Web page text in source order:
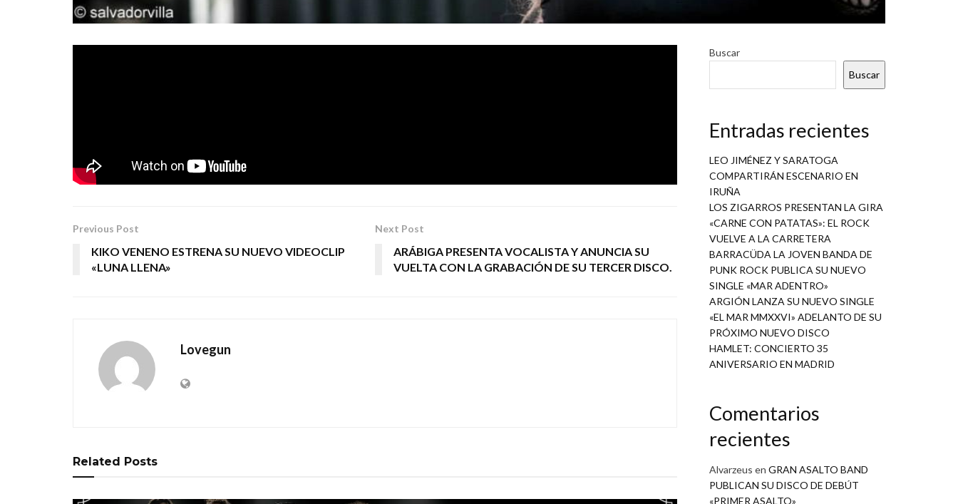
Tags: leonor marchesi oración de dante
Previous Post
KIKO VENENO ESTRENA SU NUEVO VIDEOCLIP
«LUNA LLENA»
Next Post
ARÁBIGA PRESENTA VOCALISTA Y ANUNCIA SU
VUELTA CON LA GRABACIÓN DE SU TERCER DISCO.
Lovegun
Related Posts
Buscar
Buscar
Entradas recientes
LEO JIMÉNEZ Y SARATOGA
COMPARTIRÁN ESCENARIO EN
IRUÑA
LOS ZIGARROS PRESENTAN LA GIRA
«CARNE CON PATATAS»: EL ROCK
VUELVE A LA CARRETERA
BARRACÜDA LA JOVEN BANDA DE
PUNK ROCK PUBLICA SU NUEVO
SINGLE «MAR ADENTRO»
ARGIÓN LANZA SU NUEVO SINGLE
«EL MAR MMXXVI» ADELANTO DE SU
PRÓXIMO NUEVO DISCO
HAMLET: CONCIERTO 35
ANIVERSARIO EN MADRID
Comentarios
recientes
Alvarzeus en GRAN ASALTO BAND
PUBLICAN SU DISCO DE DEBÚT
«PRIMER ASALTO»